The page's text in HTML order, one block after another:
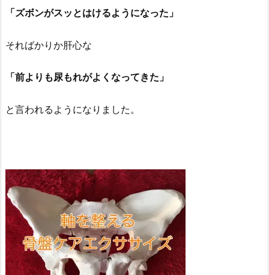
「ズボンがスッとはけるようになった」
そればかりか肝心な
「前よりも尿もれがよくなってきた」
と言われるようになりました。